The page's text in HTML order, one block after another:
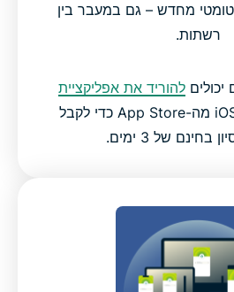
מחדש – גם במעבר בין
רשתות.
להוריד את אפליקציית
ל-iOS מה-App Store כדי לקבל
בחינם של 3 ימים.